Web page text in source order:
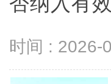
时间 : 2026-